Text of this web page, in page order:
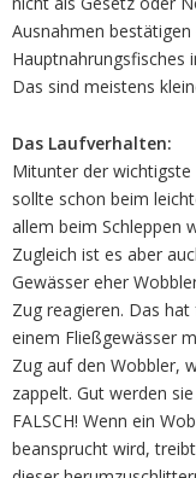
Ausnahmen bestätigen
Hauptnahrungsfisches
Das sind meistens
Das Laufverhalten:
Mitunter der wichtigste
sollte schon beim
allem beim Schleppen
Zugleich ist es aber
Gewässer eher
Zug reagieren. Das
einem Fließgewässer
Zug auf den Wobbler,
zappelt. Gut werden
FALSCH! Wenn ein
beansprucht wird,